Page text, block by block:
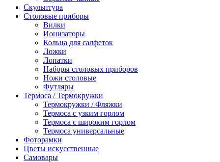
Скульптура
Столовые приборы
Вилки
Ионизаторы
Кольца для салфеток
Ложки
Лопатки
Наборы столовых приборов
Ножи столовые
Футляры
Термоса / Термокружки
Термокружки / Фляжки
Термоса с узким горлом
Термоса с широким горлом
Термоса универсальные
Фоторамки
Цветы искусственные
Самовары